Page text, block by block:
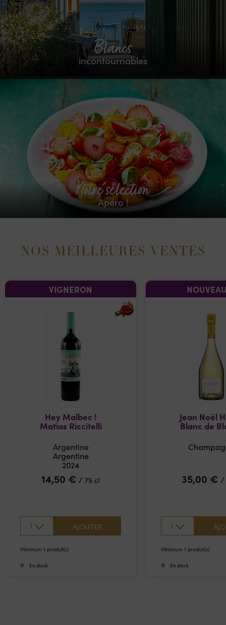
Blancs
incontournables
Notre sélection
Apéro !
NOS MEILLEURES VENTES
VIGNERON
Hey Malbec !
Matias Riccitelli
Argentine
Argentine
2024
14,50 € / 75 cl
1 AJOUTER
Minimum 1 produit(s)
En stock
Jean Noël
Blanc de
35,00 € /
1
Minimum 1 produit(s)
En stock